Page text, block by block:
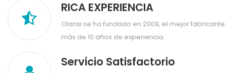
más de 10 años de experiencia.
Servicio Satisfactorio
Entrega rápida, precio competitivo, alta calidad
nuestros clientes.